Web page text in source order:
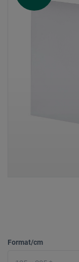
Format/cm